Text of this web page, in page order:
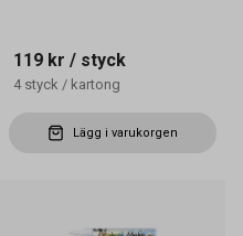
119 kr / styck
4 styck / kartong
Lägg i varukorgen